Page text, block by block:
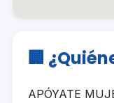
🏢
APÓYATE